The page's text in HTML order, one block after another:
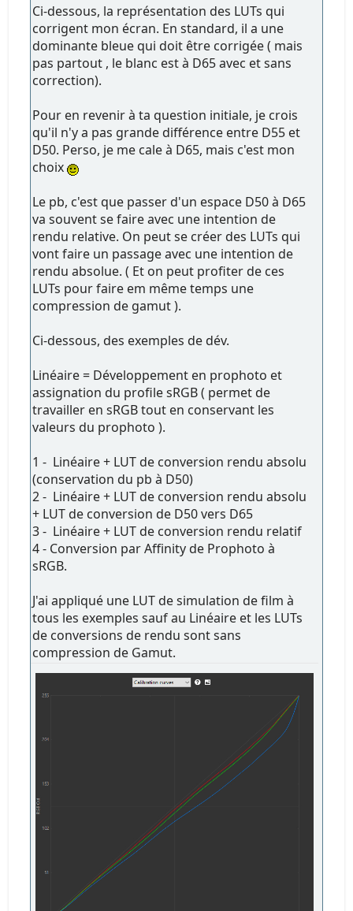
Ci-dessous, la représentation des LUTs qui
corrigent mon écran. En standard, il a une
dominante bleue qui doit être corrigée ( mais
pas partout , le blanc est à D65 avec et sans
correction).
Pour en revenir à ta question initiale, je crois
qu'il n'y a pas grande différence entre D55 et
D50. Perso, je me cale à D65, mais c'est mon
choix
Le pb, c'est que passer d'un espace D50 à D65
va souvent se faire avec une intention de
rendu relative. On peut se créer des LUTs qui
vont faire un passage avec une intention de
rendu absolue. ( Et on peut profiter de ces
LUTs pour faire em même temps une
compression de gamut ).
Ci-dessous, des exemples de dév.
Linéaire = Développement en prophoto et
assignation du profile sRGB ( permet de
travailler en sRGB tout en conservant les
valeurs du prophoto ).
1 - Linéaire + LUT de conversion rendu absolu
(conservation du pb à D50)
2 - Linéaire + LUT de conversion rendu absolu
+ LUT de conversion de D50 vers D65
3 - Linéaire + LUT de conversion rendu relatif
4 - Conversion par Affinity de Prophoto à
sRGB.
J'ai appliqué une LUT de simulation de film à
tous les exemples sauf au Linéaire et les LUTs
de conversions de rendu sont sans
compression de Gamut.